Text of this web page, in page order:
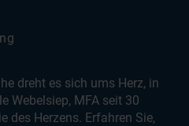
dreht es sich ums Herz, in
Webelsiep, MFA seit 30
des Herzens. Erfahren Sie,